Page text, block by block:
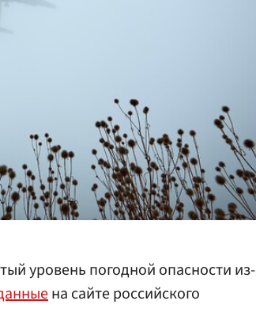
уровень погодной опасности из-
на сайте российского